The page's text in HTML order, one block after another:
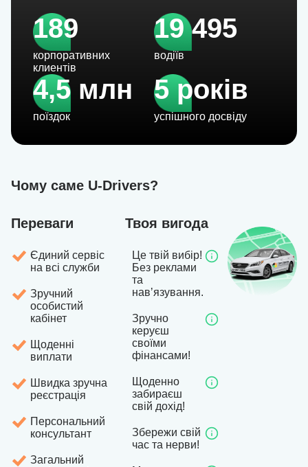
189
корпоративних
клиентів
19 495
водіїв
4,5 млн
поїздок
5 років
успішного досвіду
Чому саме U-Drivers?
Переваги
Єдиний сервіс
на всі служби
Зручний
особистий
кабінет
Щоденні
виплати
Швидка зручна
реєстрація
Персональний
консультант
Загальний
Твоя вигода
Це твій вибір!
Без реклами
та
навʼязування.
Зручно
керуєш
своїми
фінансами!
Щоденно
забираєш
свій дохід!
Збережи свій
час та нерви!